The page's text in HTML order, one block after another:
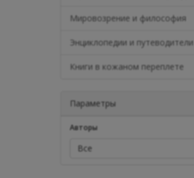
Мировозрение и философия
Энциклопедии и путеводители
Книги в кожаном переплете
Параметры
Авторы
Все